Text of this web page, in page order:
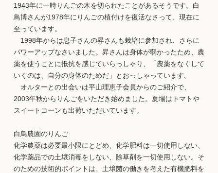
1943年に一時りんごの木を切られたことがあるそうです。白
鳥博さんが1978年にりんごの植付けを復活なさって、現在に
至っています。
1998年からは息子さんの昇さんも栽培に参加され、さらに
パワーアップなさいました。昇さんは身体が弱かったため、農
薬を使うことに抵抗を感じていらっしゃり、「農薬をなくして
いくのは、自分の身体のためだ」とおっしゃっています。
オルターとの出会いは平山理恵子会員からのご紹介で、
2003年秋からりんごをいただき始めました。夏場はトマトや
スイートコーンも出荷いただいています。
白鳥農園のりんご
化学農薬は必要最小限にとどめ、化学肥料は一切使用しない、
化学薬品での土壌消毒をしない、除草剤を一切使用しない。そ
のための技術的ポイントは、土壌菌の働きを考えた有機肥料を